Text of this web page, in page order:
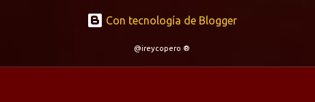
Con tecnología de Blogger
@ireycopero ®